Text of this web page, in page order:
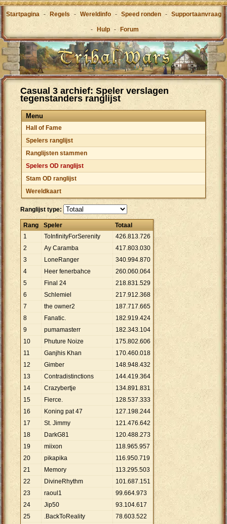
Startpagina - Regels - Wereldinfo - Speed ronden - Supportaanvraag
- Hulp - Forum
Casual 3 archief: Speler verslagen
tegenstanders ranglijst
Menu
Hall of Fame
Spelers ranglijst
Ranglijsten stammen
Spelers OD ranglijst
Stam OD ranglijst
Wereldkaart
Ranglijst type:
Rang Speler
Totaal
1
ToInfinityForSerenity 426.813.726
2
Ay Caramba 417.803.030
3
LoneRanger 340.994.870
4
Heer fenerbahce 260.060.064
5
Final 24 218.831.529
6
Schlemiel 217.912.368
7
the owner2 187.717.665
8
Fanatic. 182.919.424
9
pumamasterr 182.343.104
10
Phuture Noize 175.802.606
11
Ganjhis Khan 170.460.018
12
Gimber 148.948.432
13
Contradistinctions 144.419.364
14
Crazybertje 134.891.831
15
Fierce. 128.537.333
16
Koning pat 47 127.198.244
17
St. Jimmy 121.476.642
18
DarkG81 120.488.273
19
miixon 118.965.957
20
pikapika 116.950.719
21
Memory 113.295.503
22
DivineRhythm 101.687.151
23
raoul1 99.664.973
24
Jip50 93.104.617
25
.BackToReality 78.603.522